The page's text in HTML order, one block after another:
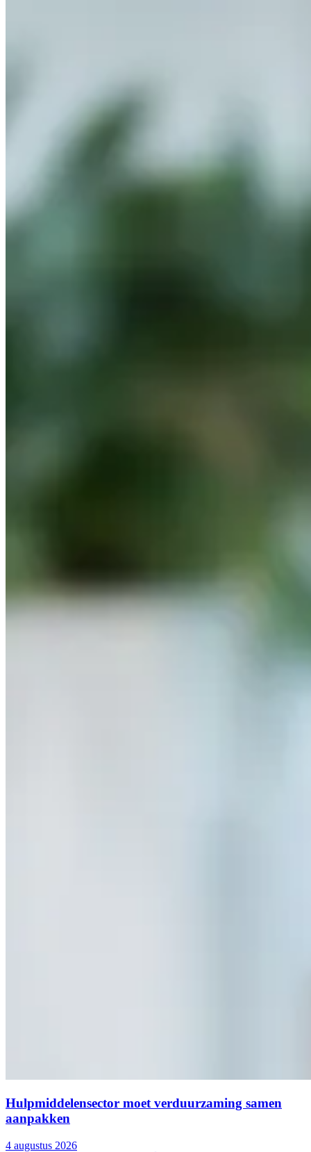
Hulpmiddelensector moet verduurzaming samen
aanpakken
4 augustus 2026